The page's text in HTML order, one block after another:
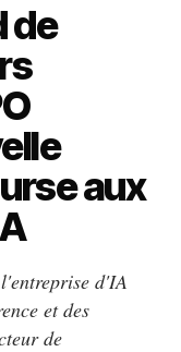
de
aux
d'IA
et des
de